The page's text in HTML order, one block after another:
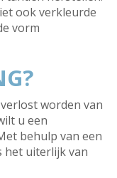
ook verkleurde
vorm
worden van
u een
behulp van een
het uiterlijk van